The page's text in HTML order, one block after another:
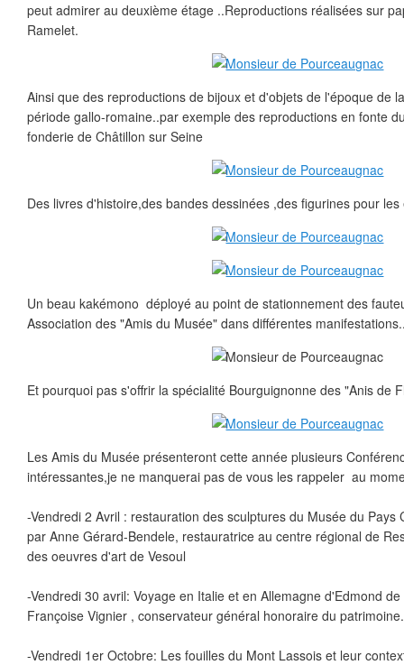
peut admirer au deuxième étage ..Reproductions réalisées sur
Ramelet.
Ainsi que des reproductions de bijoux et d'objets de l'époque de
période gallo-romaine..par exemple des reproductions en fonte
fonderie de Châtillon sur Seine
Des livres d'histoire,des bandes dessinées ,des figurines pour
Un beau kakémono déployé au point de stationnement des
Association des "Amis du Musée" dans différentes
Et pourquoi pas s'offrir la spécialité Bourguignonne des "Anis de
Les Amis du Musée présenteront cette année plusieurs
intéressantes,je ne manquerai pas de vous les rappeler au
-Vendredi 2 Avril : restauration des sculptures du Musée du Pays
par Anne Gérard-Bendele, restauratrice au centre régional de
des oeuvres d'art de Vesoul
-Vendredi 30 avril: Voyage en Italie et en Allemagne d'Edmond
Françoise Vignier , conservateur général honoraire du patrimoine.
-Vendredi 1er Octobre: Les fouilles du Mont Lassois et leur